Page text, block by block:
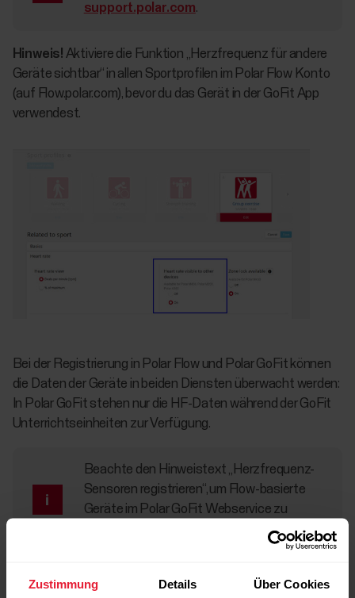
Zustimmung Details Über Cookies
support.polar.com.
Hinweis! Aktiviere die Funktion „Herzfrequenz für andere
Geräte sichtbar“ in allen Sportprofilen im Polar Flow Konto
(auf Flow.polar.com), bevor du das Gerät in der GoFit App
verwendest.
Bei der Registrierung in Polar Flow und Polar GoFit können
die Daten der Geräte in beiden Diensten überwacht werden:
In Polar GoFit stehen nur die HF-Daten während der GoFit
Unterrichtseinheiten zur Verfügung.
Beachte den Hinweistext „Herzfrequenz-
Sensoren registrieren“, um Flow-basierte
Geräte im Polar GoFit Webservice zu
Wenn Schüler*innen über ein eigenes Flow-